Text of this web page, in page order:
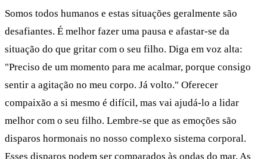
Somos todos humanos e estas situações geralmente são
desafiantes. É melhor fazer uma pausa e afastar-se da
situação do que gritar com o seu filho. Diga em voz alta:
"Preciso de um momento para me acalmar, porque consigo
sentir a agitação no meu corpo. Já volto." Oferecer
compaixão a si mesmo é difícil, mas vai ajudá-lo a lidar
melhor com o seu filho. Lembre-se que as emoções são
disparos hormonais no nosso complexo sistema corporal.
Esses disparos podem ser comparados às ondas do mar. As